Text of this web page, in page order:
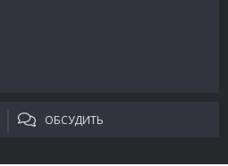
ОБСУДИТЬ